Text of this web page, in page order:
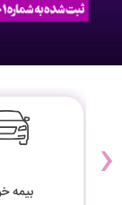
بیمه ‹